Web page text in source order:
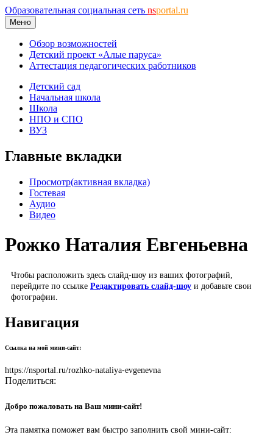
Образовательная социальная сеть nsportal.ru
Меню
Обзор возможностей
Детский проект «Алые паруса»
Аттестация педагогических работников
Детский сад
Начальная школа
Школа
НПО и СПО
ВУЗ
Главные вкладки
Просмотр(активная вкладка)
Гостевая
Аудио
Видео
Рожко Наталия Евгеньевна
Чтобы расположить здесь слайд-шоу из ваших фотографий,
перейдите по ссылке Редактировать слайд-шоу и добавьте свои
фотографии.
Навигация
Ссылка на мой мини-сайт:
https://nsportal.ru/rozhko-nataliya-evgenevna
Поделиться:
Добро пожаловать на Ваш мини-сайт!
Эта памятка поможет вам быстро заполнить свой мини-сайт: